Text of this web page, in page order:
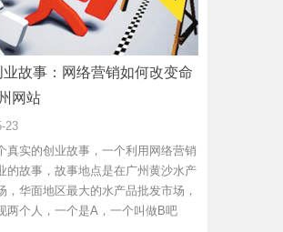
业故事：网络营销如何改变命
网站
23
真实的创业故事，一个利用网络营销
的故事，故事地点是在广州黄沙水产
，华面地区最大的水产品批发市场，
两个人，一个是A，一个叫做B吧